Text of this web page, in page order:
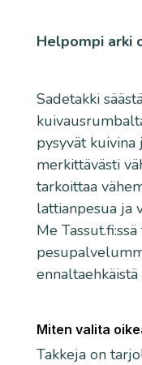
Helpompi arki
Sadetakki
pysyvät
merkittävästi
tarkoittaa
lattianpesua ja
Me
Miten valita
Takkeja on